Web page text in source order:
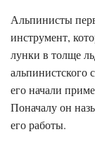
Альпинисты
инструмент,
лунки в толще
альпинистского
его начали
Поначалу он
его работы.